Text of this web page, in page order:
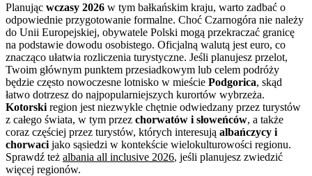
Planując wczasy 2026 w tym bałkańskim kraju, warto zadbać o
odpowiednie przygotowanie formalne. Choć Czarnogóra nie należy
do Unii Europejskiej, obywatele Polski mogą przekraczać granicę
na podstawie dowodu osobistego. Oficjalną walutą jest euro, co
znacząco ułatwia rozliczenia turystyczne. Jeśli planujesz przelot,
Twoim głównym punktem przesiadkowym lub celem podróży
będzie często nowoczesne lotnisko w mieście Podgorica, skąd
łatwo dotrzesz do najpopularniejszych kurortów wybrzeża.
Kotorski region jest niezwykle chętnie odwiedzany przez turystów
z całego świata, w tym przez chorwatów i słoweńców, a także
coraz częściej przez turystów, których interesują albańczycy i
chorwaci jako sąsiedzi w kontekście wielokulturowości regionu.
Sprawdź też albania all inclusive 2026, jeśli planujesz zwiedzić
więcej regionów.